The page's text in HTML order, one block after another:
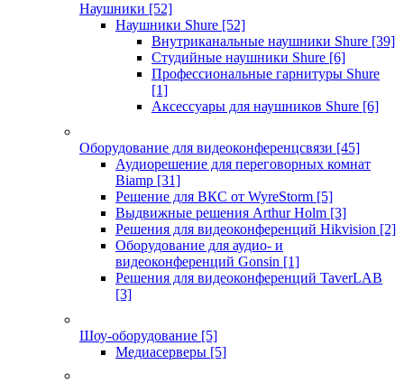
Наушники [52]
Наушники Shure [52]
Внутриканальные наушники Shure [39]
Студийные наушники Shure [6]
Профессиональные гарнитуры Shure
[1]
Аксессуары для наушников Shure [6]
Оборудование для видеоконференцсвязи [45]
Аудиорешение для переговорных комнат
Biamp [31]
Решение для ВКС от WyreStorm [5]
Выдвижные решения Arthur Holm [3]
Решения для видеоконференций Hikvision [2]
Оборудование для аудио- и
видеоконференций Gonsin [1]
Решения для видеоконференций TaverLAB
[3]
Шоу-оборудование [5]
Медиасерверы [5]